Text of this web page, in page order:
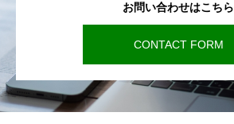
お問い合わせはこちら
CONTACT FORM